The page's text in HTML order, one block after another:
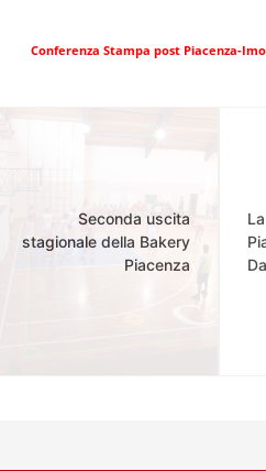
Conferenza Stampa post Piacenza-
Seconda uscita
stagionale della Bakery
Piacenza